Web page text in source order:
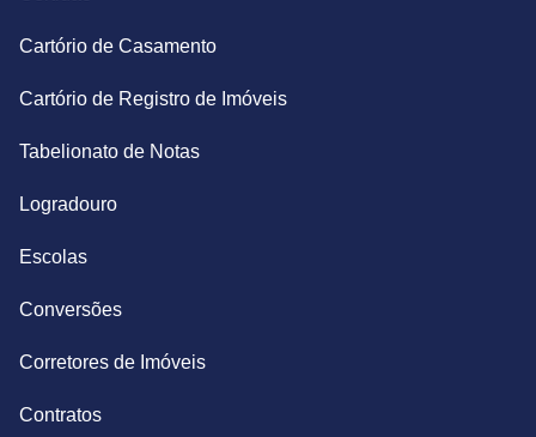
Cartório de Casamento
Cartório de Registro de Imóveis
Tabelionato de Notas
Logradouro
Escolas
Conversões
Corretores de Imóveis
Contratos